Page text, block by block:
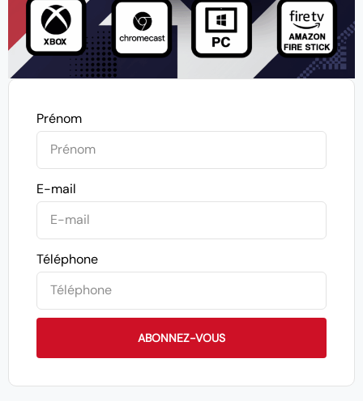
Prénom
E-mail
Téléphone
ABONNEZ-VOUS